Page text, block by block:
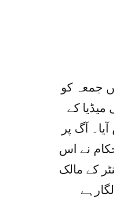
جمعہ کو
الاقوامی میڈیا کے
آگ پر
نے اس
کے مالک